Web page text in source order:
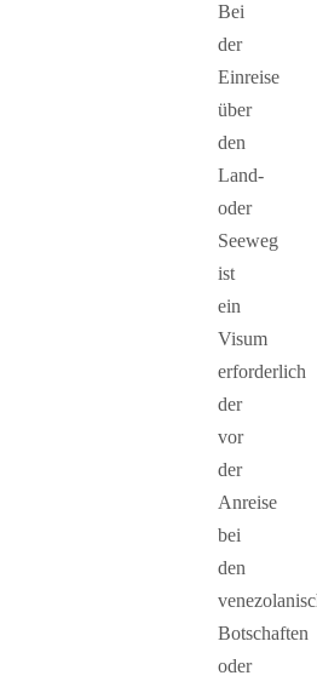
Bei
der
Einreise
über
den
Land-
oder
Seeweg
ist
ein
Visum
erforderlich
der
vor
der
Anreise
bei
den
Botschaften
oder